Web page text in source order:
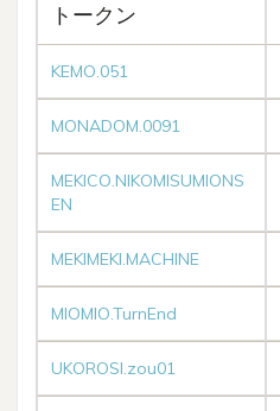
トークン
KEMO.051
MONADOM.0091
MEKICO.NIKOMISUMIONS
EN
MEKIMEKI.MACHINE
MIOMIO.TurnEnd
UKOROSI.zou01